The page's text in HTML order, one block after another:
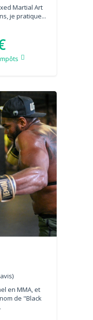
Martial Art
je pratique...
en MMA, et
de "Black